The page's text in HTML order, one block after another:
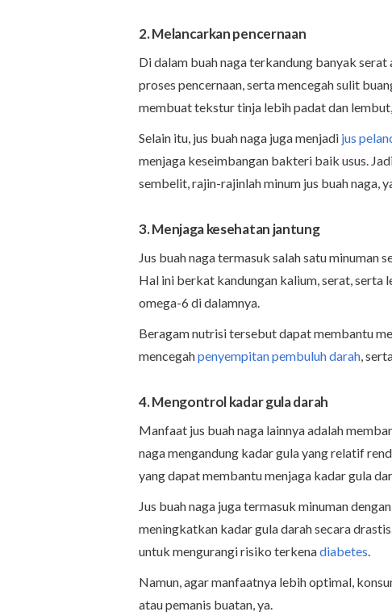
2. Melancarkan pencernaan
Di dalam buah naga terkandung banyak
proses pencernaan, serta mencegah sulit
membuat tekstur tinja lebih padat dan
Selain itu, jus buah naga juga menjadi jus
menjaga keseimbangan bakteri baik usus.
sembelit, rajin-rajinlah minum jus buah naga,
3. Menjaga kesehatan jantung
Jus buah naga termasuk salah satu minuman
Hal ini berkat kandungan kalium, serat, serta
omega-6 di dalamnya.
Beragam nutrisi tersebut dapat membantu
mencegahpenyempitan pembuluh darah,
4. Mengontrol kadar gula darah
Manfaat jus buah naga lainnya adalah
naga mengandung kadar gula yang relatif
yang dapat membantu menjaga kadar gula
Jus buah naga juga termasuk minuman dengan
meningkatkan kadar gula darah secara
untuk mengurangi risiko terkenadiabetes.
Namun, agar manfaatnya lebih optimal,
atau pemanis buatan, ya.